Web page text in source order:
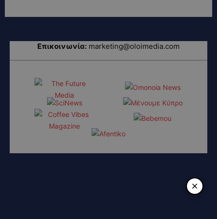
Επικοινωνία: marketing@oloimedia.com